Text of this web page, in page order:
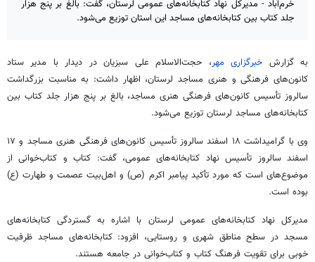
خرم‌آباد - مدیرکل نهاد کتابخانه‌های عمومی لرستان، گفت: بالغ بر پنج هزار
جلد کتاب بین کتابخانه‌های مساجد این استان توزیع می‌شود.
به گزارش خبرگزاری مهر، حجت‌الاسلام علی سبزیان در دیدار با مدیر ستاد
کانون‌های فرهنگی و هنری مساجد لرستان، اظهار داشت: به مناسبت بزرگداشت
سالروز تأسیس کانون‌های فرهنگی هنری مساجد، بالغ بر پنج هزار جلد کتاب بین
کتابخانه‌های مساجد لرستان توزیع می‌شود.
وی با گرامیداشت ۱۸ اسفند سالروز تأسیس کانون‌های فرهنگی هنری مساجد و ۱۷
اسفند سالروز تأسیس نهاد کتابخانه‌های عمومی، گفت: کتاب و کتاب‌خوانی از
موضوع‌های است که مورد تأکید پیامبر اکرم (ص)و اهل‌بیت عصمت و طهارت (ع)
بوده است.
مدیرکل نهاد کتابخانه‌های عمومی لرستان با اشاره به گستردگی کتابخانه‌های
مسجد در سطح مناطق شهری و روستایی، افزود: کتابخانه‌های مساجد ظرفیت
خوبی برای تقویت فرهنگ کتاب و کتاب‌خوانی در جامعه هستند.